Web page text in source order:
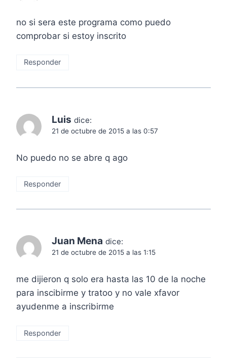
no si sera este programa como puedo
comprobar si estoy inscrito
Responder
Luis dice:
21 de octubre de 2015 a las 0:57
No puedo no se abre q ago
Responder
Juan Mena dice:
21 de octubre de 2015 a las 1:15
me dijieron q solo era hasta las 10 de la noche
para inscibirme y tratoo y no vale xfavor
ayudenme a inscribirme
Responder